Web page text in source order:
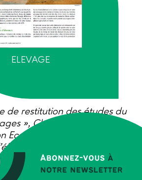
Abonnez-vous à
notre newsletter
ELEVAGE
de restitution des études du
», Christophe Perrot,
Economie et Territoire à
est intervenu sur le
démographiques et de
d’élevage et des